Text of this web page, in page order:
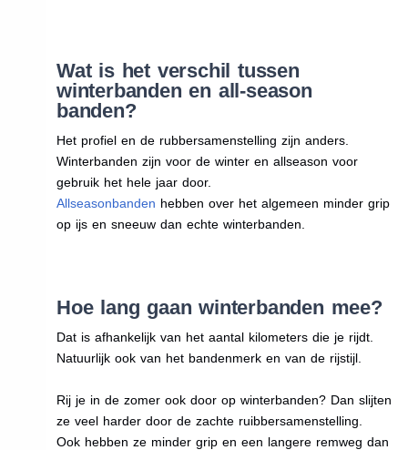
Wat is het verschil tussen
winterbanden en all-season
banden?
Het profiel en de rubbersamenstelling zijn anders.
Winterbanden zijn voor de winter en allseason voor
gebruik het hele jaar door.
Allseasonbanden hebben over het algemeen minder grip
op ijs en sneeuw dan echte winterbanden.
Hoe lang gaan winterbanden mee?
Dat is afhankelijk van het aantal kilometers die je rijdt.
Natuurlijk ook van het bandenmerk en van de rijstijl.
Rij je in de zomer ook door op winterbanden? Dan slijten
ze veel harder door de zachte ruibbersamenstelling.
Ook hebben ze minder grip en een langere remweg dan